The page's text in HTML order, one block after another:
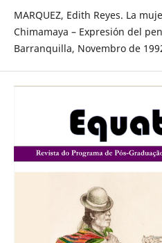
MARQUEZ, Edith Reyes. La
Chimamaya – Expresión del
Barranquilla, Novembro de